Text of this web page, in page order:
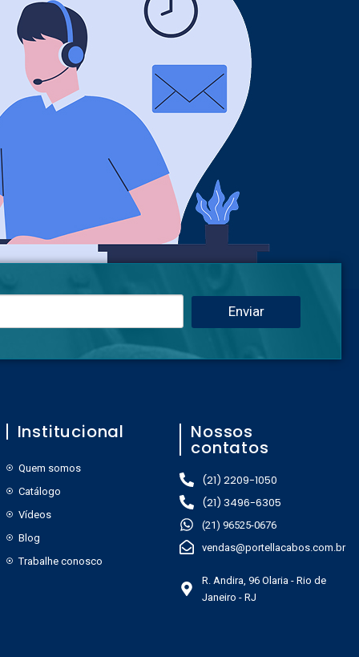
Enviar
Institucional
Quem somos
Catálogo
Vídeos
Blog
Trabalhe conosco
Nossos
contatos
(21) 2209-1050
(21) 3496-6305
(21) 96525-0676
vendas@portellacabos.com.br
R. Andira, 96 Olaria - Rio de
Janeiro - RJ